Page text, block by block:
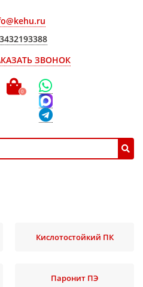
ЗВОНОК
0
Кислотостойкий ПК
Паронит ПЭ